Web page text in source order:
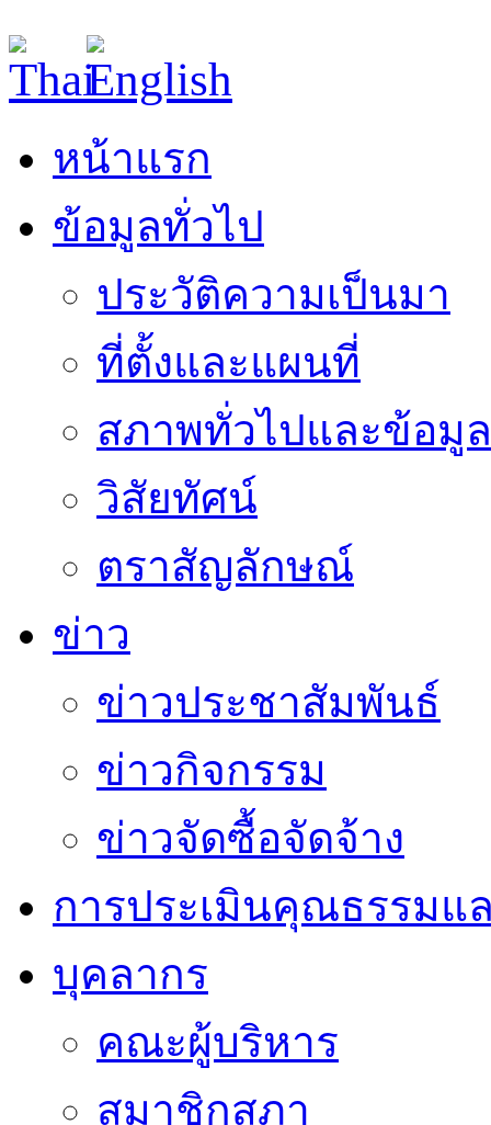
หน้าแรก
ข้อมูลทั่วไป
ประวัติความเป็นมา
ที่ตั้งและแผนที่
สภาพทั่วไปและข้อมู
วิสัยทัศน์
ตราสัญลักษณ์
ข่าว
ข่าวประชาสัมพันธ์
ข่าวกิจกรรม
ข่าวจัดซื้อจัดจ้าง
การประเมินคุณธรรมแ
บุคลากร
คณะผู้บริหาร
สมาชิกสภา